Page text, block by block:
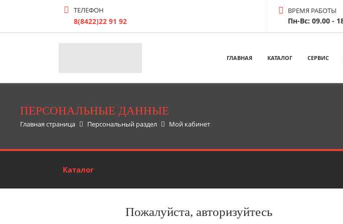
ТЕЛЕФОН
8(8422)22 91 92
ВРЕМЯ РАБОТЫ
Пн-Вс: 09.00 -
ГЛАВНАЯ КАТАЛОГ СЕРВИС
ПЕРСОНАЛЬНЫЕ ДАННЫЕ
Главная страница Персональный раздел Мой кабинет
Каталог
Пожалуйста, авторизуйтесь